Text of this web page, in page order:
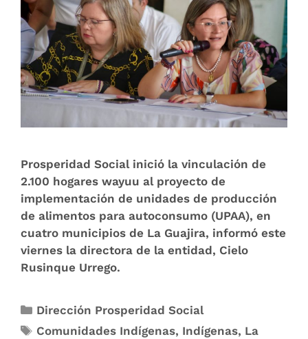
Prosperidad Social inició la vinculación de
2.100 hogares wayuu al proyecto de
implementación de unidades de producción
de alimentos para autoconsumo (UPAA), en
cuatro municipios de La Guajira, informó este
viernes la directora de la entidad, Cielo
Rusinque Urrego.
Dirección Prosperidad Social
Comunidades Indígenas, Indígenas, La